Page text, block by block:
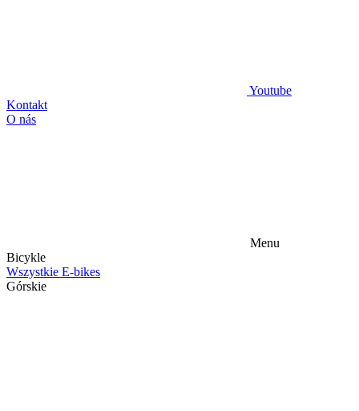
Youtube
Kontakt
O nás
Menu
Bicykle
Wszystkie E-bikes
Górskie